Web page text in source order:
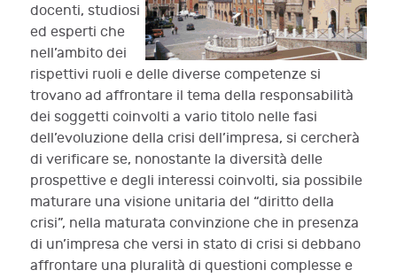
docenti, studiosi
ed esperti che
nell’ambito dei
rispettivi ruoli e delle diverse competenze si
trovano ad affrontare il tema della responsabilità
dei soggetti coinvolti a vario titolo nelle fasi
dell’evoluzione della crisi dell’impresa, si cercherà
di verificare se, nonostante la diversità delle
prospettive e degli interessi coinvolti, sia possibile
maturare una visione unitaria del “diritto della
crisi”, nella maturata convinzione che in presenza
di un’impresa che versi in stato di crisi si debbano
affrontare una pluralità di questioni complesse e